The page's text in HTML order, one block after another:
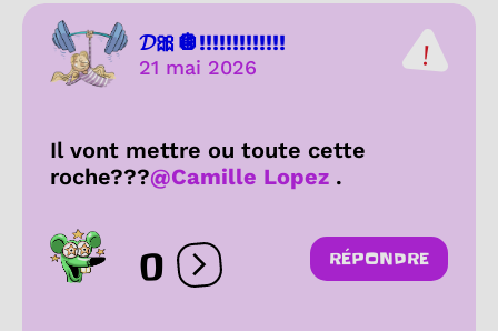
𝓓🎀🪩!!!!!!!!!!!!!
21 mai 2026
Il vont mettre ou toute cette
roche???@Camille Lopez .
0 Ouvrir les réactions
RÉPONDRE